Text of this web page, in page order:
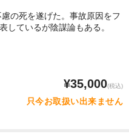
の死を遂げた。事故原因をフ
しているが陰謀論もある。
¥35,000(税込)
只今お取扱い出来ません